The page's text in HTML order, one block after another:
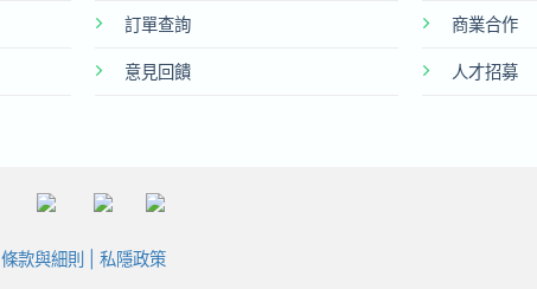
訂單查詢
意見回饋
商業合作
人才招募
條款與細則 私隱政策